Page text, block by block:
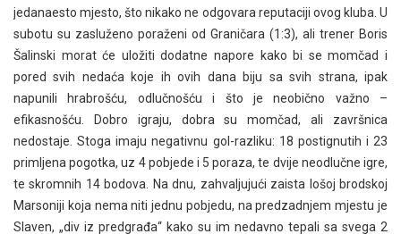
jedanaesto mjesto, što nikako ne odgovara reputaciji ovog kluba. U
subotu su zasluženo poraženi od Graničara (1:3), ali trener Boris
Šalinski morat će uložiti dodatne napore kako bi se momčad i
pored svih nedaća koje ih ovih dana biju sa svih strana, ipak
napunili hrabrošću, odlučnošću i što je neobično važno –
efikasnošću. Dobro igraju, dobra su momčad, ali završnica
nedostaje. Stoga imaju negativnu gol-razliku: 18 postignutih i 23
primljena pogotka, uz 4 pobjede i 5 poraza, te dvije neodlučne igre,
te skromnih 14 bodova. Na dnu, zahvaljujući zaista lošoj brodskoj
Marsoniji koja nema niti jednu pobjedu, na predzadnjem mjestu je
Slaven, „div iz predgrađa“ kako su im nedavno tepali sa svega 2